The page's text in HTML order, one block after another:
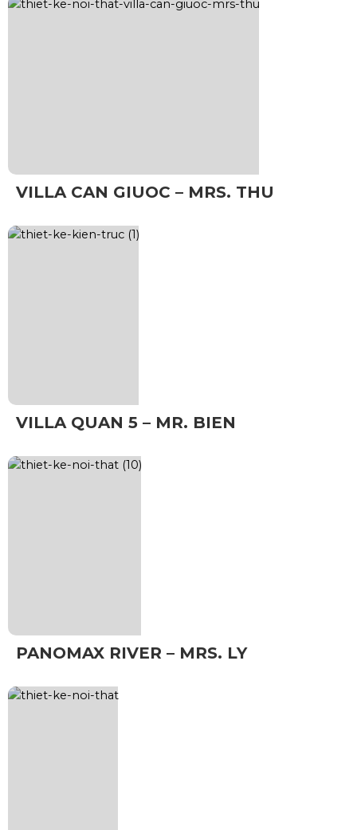
VILLA CAN GIUOC – MRS. THU
VILLA QUAN 5 – MR. BIEN
PANOMAX RIVER – MRS. LY